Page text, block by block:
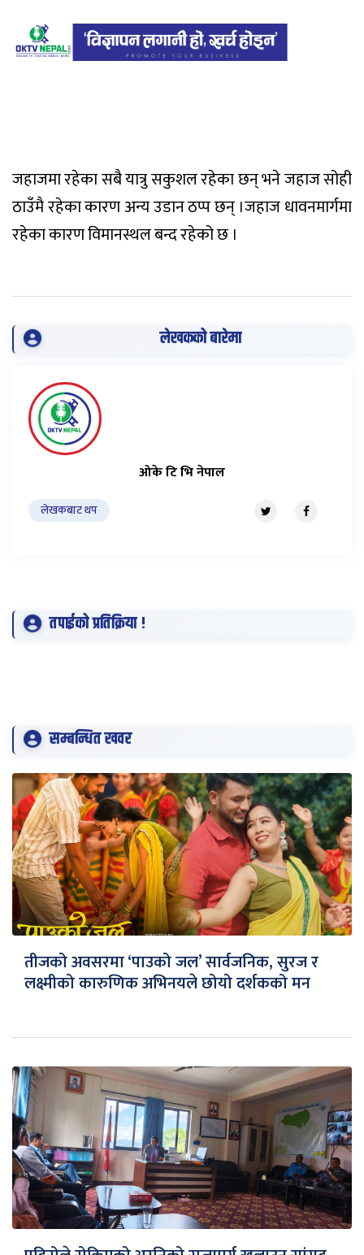
जहाजमा रहेका सबै यात्रु सकुशल रहेका छन् भने जहाज सोही
ठाउँमै रहेका कारण अन्य उडान ठप्प छन् ।जहाज धावनमार्गमा
रहेका कारण विमानस्थल बन्द रहेको छ ।
लेखकको बारेमा
ओके टि भि नेपाल
लेखकबाट थप
तपाईको प्रतिक्रिया !
सम्बन्धित खवर
तीजको अवसरमा ‘पाउको जल’ सार्वजनिक, सुरज र
लक्ष्मीको कारुणिक अभिनयले छोयो दर्शकको मन